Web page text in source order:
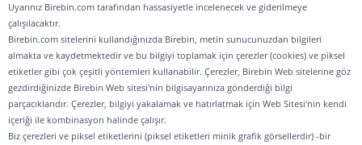
Uyarınız Birebin.com tarafından hassasiyetle incelenecek ve giderilmeye
çalışılacaktır.
Birebin.com sitelerini kullandığınızda Birebin, metin sunucunuzdan bilgileri
almakta ve kaydetmektedir ve bu bilgiyi toplamak için çerezler (cookies) ve piksel
etiketler gibi çok çeşitli yöntemleri kullanabilir. Çerezler, Birebin Web sitelerine göz
gezdirdiğinizde Birebin Web sitesi'nin bilgisayarınıza gönderdiği bilgi
parçacıklarıdır. Çerezler, bilgiyi yakalamak ve hatırlatmak için Web Sitesi'nin kendi
içeriği ile kombinasyon halinde çalışır.
Biz çerezleri ve piksel etiketlerini (piksel etiketleri minik grafik görsellerdir) -bir